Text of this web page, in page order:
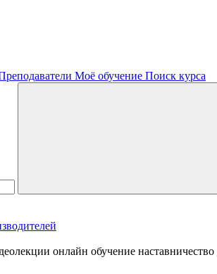
Моё обучение Поиск курса
онлайн обучение наставничество